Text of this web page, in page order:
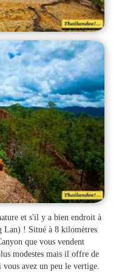
et s'il y a bien endroit à
Lan) ! Situé à 8 kilomètres
que vous vendent
modestes mais il offre de
avez un peu le vertige.